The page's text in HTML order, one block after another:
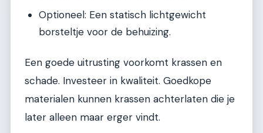
Optioneel: Een statisch lichtgewicht
borsteltje voor de behuizing.
Een goede uitrusting voorkomt krassen en
schade. Investeer in kwaliteit. Goedkope
materialen kunnen krassen achterlaten die je
later alleen maar erger vindt.